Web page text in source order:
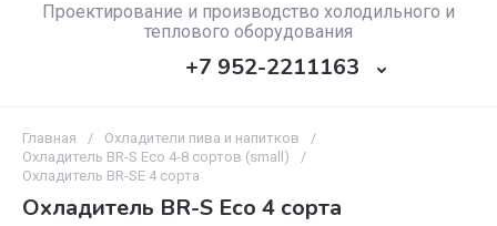
Проектирование и производство холодильного и
теплового оборудования
+7 952-2211163
Главная / Охладители пива и напитков
/
Охладитель BR-S Eco 4-8 сортов (small)
/
Охладитель BR-SE 4 сорта
Охладитель BR-S Eco 4 сорта